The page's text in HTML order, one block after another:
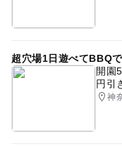
超穴場1日遊べてBBQ
開園
円引
神